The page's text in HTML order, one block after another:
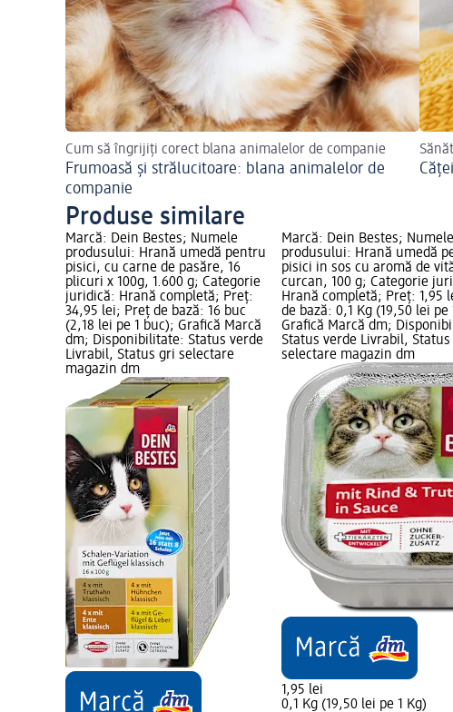
Cum să îngrijiți corect blana animalelor de companie
Frumoasă și strălucitoare: blana animalelor de
companie
Produse similare
Marcă: Dein Bestes; Numele
produsului: Hrană umedă pentru
pisici, cu carne de pasăre, 16
plicuri x 100g, 1.600 g; Categorie
juridică: Hrană completă; Preț:
34,95 lei; Preț de bază: 16 buc
(2,18 lei pe 1 buc); Grafică Marcă
dm; Disponibilitate: Status verde
Livrabil, Status gri selectare
magazin dm
Marcă: Dein Bestes; Numele
produsului: Hrană umedă
pisici in sos cu aromă de
curcan, 100 g; Categorie
Hrană completă; Preț: 1,95
de bază: 0,1 Kg (19,50 lei pe
Grafică Marcă dm;
Status verde Livrabil,
selectare magazin dm
1,95 lei
0,1 Kg (19,50 lei pe 1 Kg)